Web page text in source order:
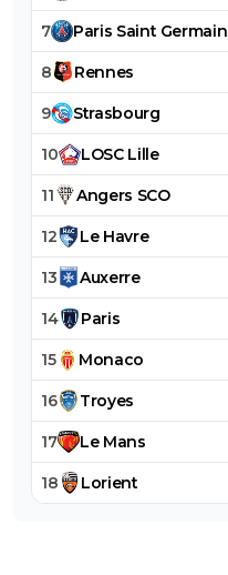
7 Paris Saint Germain
8 Rennes
9 Strasbourg
10 LOSC Lille
11 Angers SCO
12 Le Havre
13 Auxerre
14 Paris
15 Monaco
16 Troyes
17 Le Mans
18 Lorient